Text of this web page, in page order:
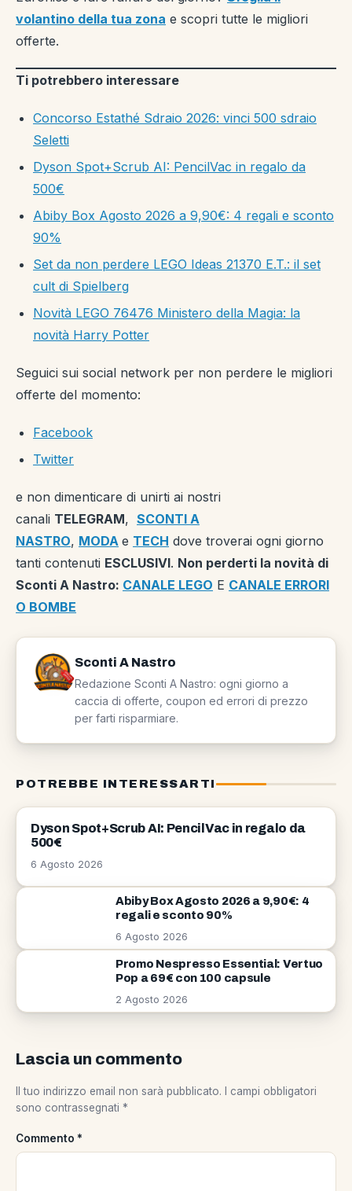
volantino della tua zona e scopri tutte le migliori
offerte.
Ti potrebbero interessare
Concorso Estathé Sdraio 2026: vinci 500 sdraio
Seletti
Dyson Spot+Scrub AI: PencilVac in regalo da
500€
Abiby Box Agosto 2026 a 9,90€: 4 regali e sconto
90%
Set da non perdere LEGO Ideas 21370 E.T.: il set
cult di Spielberg
Novità LEGO 76476 Ministero della Magia: la
novità Harry Potter
Seguici sui social network per non perdere le migliori
offerte del momento:
Facebook
Twitter
e non dimenticare di unirti ai nostri
canali TELEGRAM, SCONTI A
NASTRO, MODA e TECH dove troverai ogni giorno
tanti contenuti ESCLUSIVI. Non perderti la novità di
Sconti A Nastro: CANALE LEGO E CANALE ERRORI
O BOMBE
Sconti A Nastro
Redazione Sconti A Nastro: ogni giorno a
caccia di offerte, coupon ed errori di prezzo
per farti risparmiare.
POTREBBE INTERESSARTI
OFFERTE
Dyson Spot+Scrub AI: PencilVac in regalo da
500€
6 Agosto 2026
Abiby Box Agosto 2026 a 9,90€: 4
regali e sconto 90%
6 Agosto 2026
Promo Nespresso Essential: Vertuo
Pop a 69€ con 100 capsule
2 Agosto 2026
Lascia un commento
Il tuo indirizzo email non sarà pubblicato.
I campi obbligatori
sono contrassegnati *
Commento *